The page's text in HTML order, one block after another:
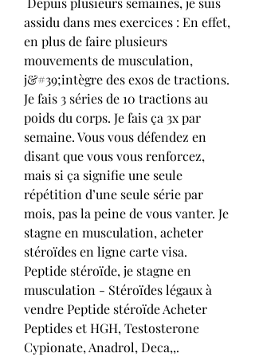
assidu dans mes exercices : En effet,
en plus de faire plusieurs
mouvements de musculation,
j&#39;intègre des exos de tractions.
Je fais 3 séries de 10 tractions au
poids du corps. Je fais ça 3x par
semaine. Vous vous défendez en
disant que vous vous renforcez,
mais si ça signifie une seule
répétition d’une seule série par
mois, pas la peine de vous vanter. Je
stagne en musculation, acheter
stéroïdes en ligne carte visa.
Peptide stéroïde, je stagne en
musculation - Stéroïdes légaux à
vendre Peptide stéroïde Acheter
Peptides et HGH, Testosterone
Cypionate, Anadrol, Deca,,.